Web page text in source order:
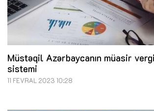
Müstəqil Azərbaycanın müasir vergi
sistemi
11 FEVRAL 2023 10:28